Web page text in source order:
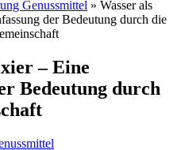
Genussmittel » Wasser als
der Bedeutung durch die
– Eine
Bedeutung durch